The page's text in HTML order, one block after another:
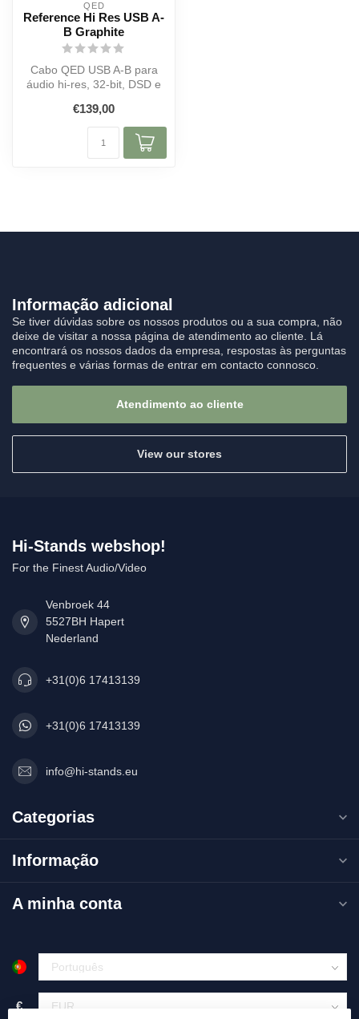
QED
Reference Hi Res USB A-
B Graphite
Cabo QED USB A-B para
áudio hi-res, 32-bit, DSD e
Audio, imp...
€139,00
Informação adicional
Se tiver dúvidas sobre os nossos produtos ou a sua compra, não
deixe de visitar a nossa página de atendimento ao cliente. Lá
encontrará os nossos dados da empresa, respostas às perguntas
frequentes e várias formas de entrar em contacto connosco.
Atendimento ao cliente
View our stores
Hi-Stands webshop!
For the Finest Audio/Video
Venbroek 44
5527BH Hapert
Nederland
+31(0)6 17413139
+31(0)6 17413139
info@hi-stands.eu
Categorias
Informação
A minha conta
€